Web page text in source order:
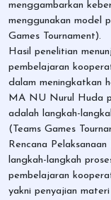
menggambarkan
menggunakan model
Games Tournament).
Hasil penelitian
pembelajaran
dalam meningkatkan
MA NU Nurul Huda
adalah langkah-
(Teams Games
Rencana
langkah-langkah
pembelajaran
yakni penyajian